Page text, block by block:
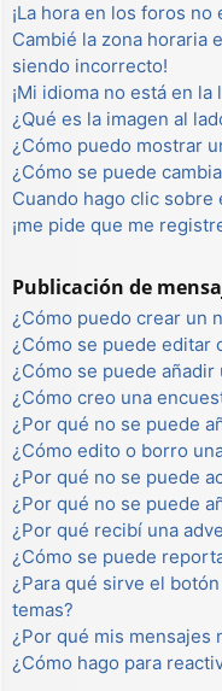
¡La hora en los foros no
Cambié la zona horaria
siendo incorrecto!
¡Mi idioma no está en la
¿Qué es la imagen al
¿Cómo puedo mostrar
¿Cómo se puede
Cuando hago clic
¡me pide que me
Publicación de
¿Cómo puedo crear un
¿Cómo se puede editar
¿Cómo se puede añadir
¿Cómo creo una
¿Por qué no se puede
¿Cómo edito o borro
¿Por qué no se puede
¿Por qué no se puede
¿Por qué recibí una
¿Cómo se puede
¿Para qué sirve el
temas?
¿Por qué mis mensajes
¿Cómo hago para